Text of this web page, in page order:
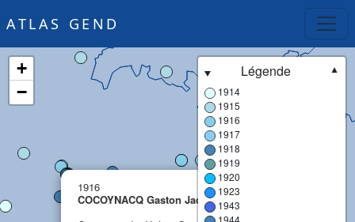
ATLAS GEND
1916
COCOYNACQ Gaston Jacques
+
−
Légende
▼
1914
1915
1916
1917
1918
1919
1920
1923
1943
1944